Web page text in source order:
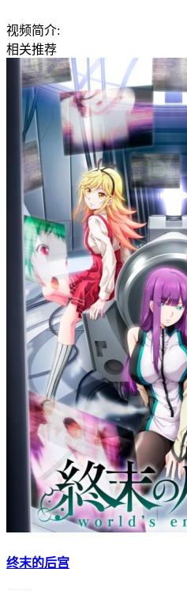
视频简介:
相关推荐
终末的后宫